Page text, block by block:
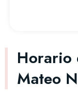
Horario
Mateo